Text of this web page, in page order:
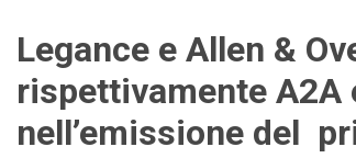
Legance e Allen &
rispettivamente
nell’emissione del